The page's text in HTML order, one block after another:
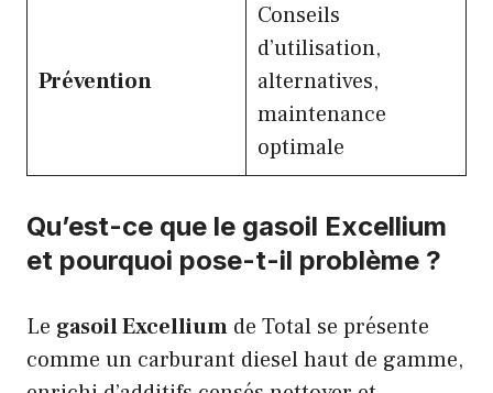
Prévention
Conseils
d’utilisation,
alternatives,
maintenance
optimale
Qu’est-ce que le gasoil Excellium
et pourquoi pose-t-il problème ?
Le gasoil Excellium de Total se présente
comme un carburant diesel haut de gamme,